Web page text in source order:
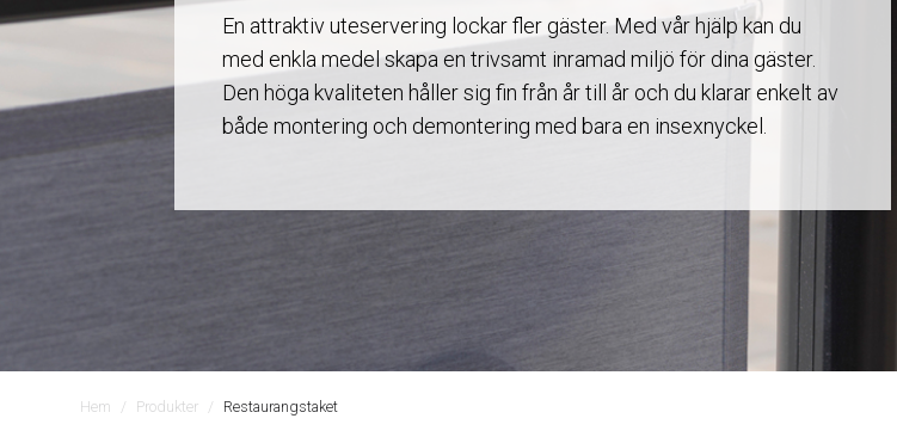
En attraktiv uteservering lockar fler gäster. Med vår hjälp kan du
med enkla medel skapa en trivsamt inramad miljö för dina gäster.
Den höga kvaliteten håller sig fin från år till år och du klarar enkelt av
både montering och demontering med bara en insexnyckel.
Hem Produkter Restaurangstaket